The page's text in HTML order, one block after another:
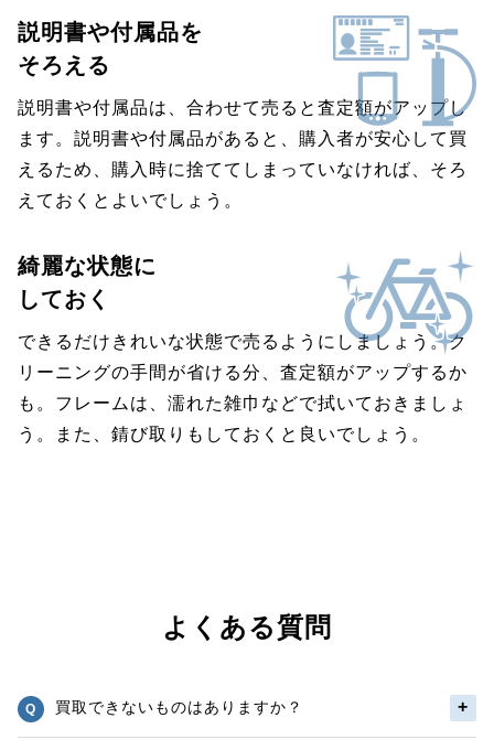
説明書や付属品を
そろえる
説明書や付属品は、合わせて売ると査定額がアップし
ます。説明書や付属品があると、購入者が安心して買
えるため、購入時に捨ててしまっていなければ、そろ
えておくとよいでしょう。
綺麗な状態に
しておく
できるだけきれいな状態で売るようにしましょう。ク
リーニングの手間が省ける分、査定額がアップするか
も。フレームは、濡れた雑巾などで拭いておきましょ
う。また、錆び取りもしておくと良いでしょう。
よくある質問
買取できないものはありますか？